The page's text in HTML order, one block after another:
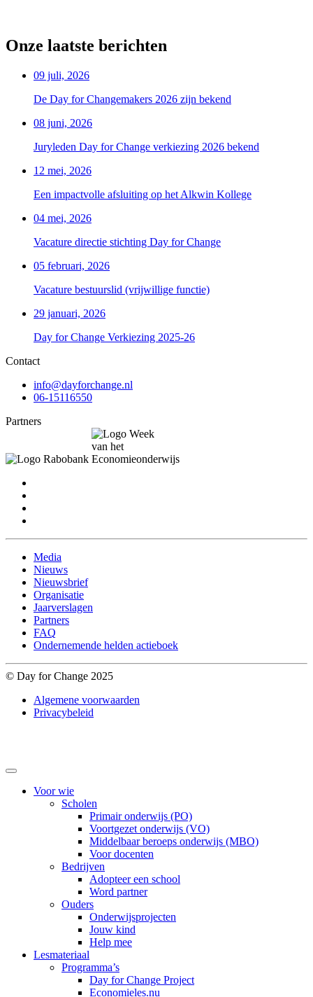
Onze laatste berichten
09 juli, 2026
De Day for Changemakers 2026 zijn bekend
08 juni, 2026
Juryleden Day for Change verkiezing 2026 bekend
12 mei, 2026
Een impactvolle afsluiting op het Alkwin Kollege
04 mei, 2026
Vacature directie stichting Day for Change
05 februari, 2026
Vacature bestuurslid (vrijwillige functie)
29 januari, 2026
Day for Change Verkiezing 2025-26
Contact
info@dayforchange.nl
06-15116550
Partners
Media
Nieuws
Nieuwsbrief
Organisatie
Jaarverslagen
Partners
FAQ
Ondernemende helden actieboek
© Day for Change 2025
Algemene voorwaarden
Privacybeleid
Voor wie
Scholen
Primair onderwijs (PO)
Voortgezet onderwijs (VO)
Middelbaar beroeps onderwijs (MBO)
Voor docenten
Bedrijven
Adopteer een school
Word partner
Ouders
Onderwijsprojecten
Jouw kind
Help mee
Lesmateriaal
Programma’s
Day for Change Project
Economieles.nu